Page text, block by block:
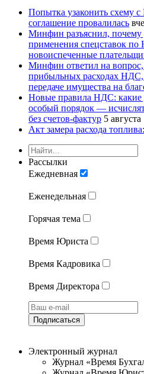
Попытка узаконить схему
соглашение провалилась
Минфин разъяснил, почему
применения спецставок по
новоиспеченные
Минфин ответил на
прибыльных расходах
передаче имущества на
Новые правила НДС: какие
особый порядок —
без счетов-фактур 5 августа
Акт замера расхода
Рассылки
Ежедневная
Еженедельная
Горячая тема
Время Юриста
Время Кадровика
Время Директора
Подписаться
Электронный журнал
Журнал «Время